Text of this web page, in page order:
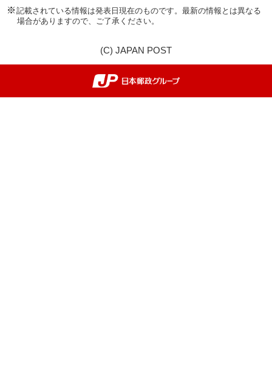
記載されている情報は発表日現在のものです。最新の情報とは異なる
場合がありますので、ご了承ください。
(C) JAPAN POST